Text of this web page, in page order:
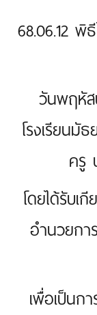
68.06.12 พิ
วันพฤหั
โรงเรียน
ครู
โดยได้รับ
อำนวยกา
เพื่อเป็นก